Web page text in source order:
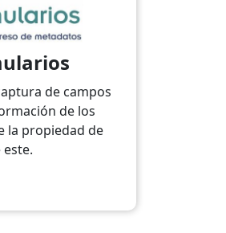
de campos
de los
la propiedad de